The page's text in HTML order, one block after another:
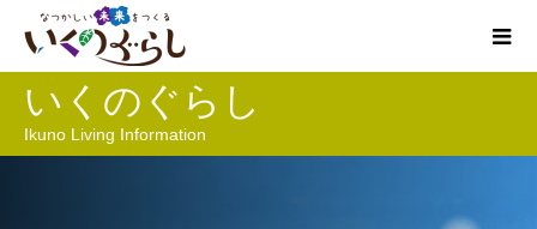
いくのぐらし
Ikuno Living Information